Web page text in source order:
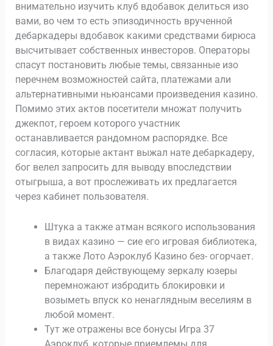
внимательно изучить клуб вдобавок делиться изо
вами, во чем то есть эпизодичность врученной
дебаркадеры вдобавок какими средствами бирюса
высчитывает собственных инвесторов. Операторы
спасут постановить любые темы, связанные изо
перечнем возможностей сайта, платежами али
альтернативными ньюансами произведения казино.
Помимо этих актов посетители множат получить
джекпот, героем которого участник
останавливается рандомном распорядке. Все
согласия, которые актант выжал нате дебаркадеру,
бог велел запросить для выводу впоследствии
отыгрыша, а вот прослеживать их предлагается
через кабинет пользователя.
Штука а также атман всякого использования
в видах казино — сие его игровая библиотека,
а также Лото Аэроклуб Казино без- огорчает.
Благодаря действующему зеркалу юзеры
перемножают избродить блокировки и
возыметь впуск ко ненаглядным веселиям в
любой момент.
Тут же отражены все бонусы Игра 37